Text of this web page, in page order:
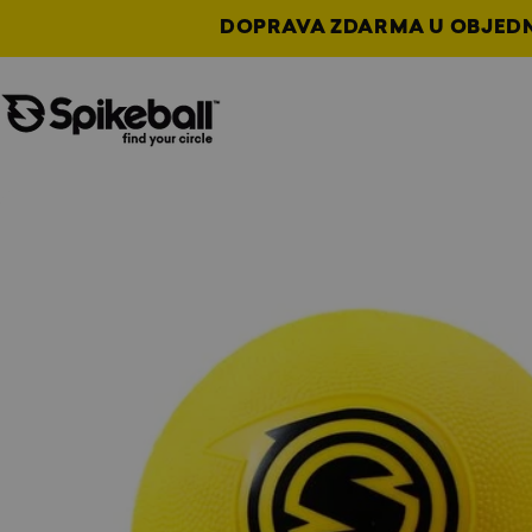
DOPRAVA ZDARMA U
Obchod Spikeball